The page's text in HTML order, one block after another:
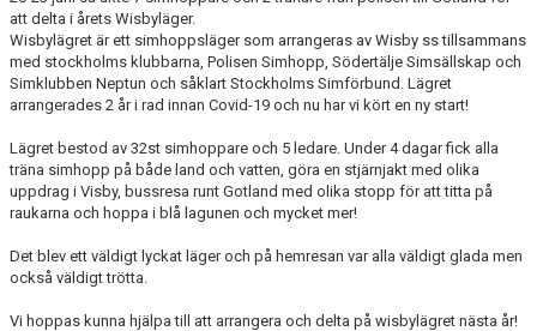
att delta i årets Wisbyläger.
Wisbylägret är ett simhoppsläger som arrangeras av Wisby ss tillsammans
med stockholms klubbarna, Polisen Simhopp, Södertälje Simsällskap och
Simklubben Neptun och såklart Stockholms Simförbund. Lägret
arrangerades 2 år i rad innan Covid-19 och nu har vi kört en ny start!
Lägret bestod av 32st simhoppare och 5 ledare. Under 4 dagar fick alla
träna simhopp på både land och vatten, göra en stjärnjakt med olika
uppdrag i Visby, bussresa runt Gotland med olika stopp för att titta på
raukarna och hoppa i blå lagunen och mycket mer!
Det blev ett väldigt lyckat läger och på hemresan var alla väldigt glada men
också väldigt trötta.
Vi hoppas kunna hjälpa till att arrangera och delta på wisbylägret nästa år!